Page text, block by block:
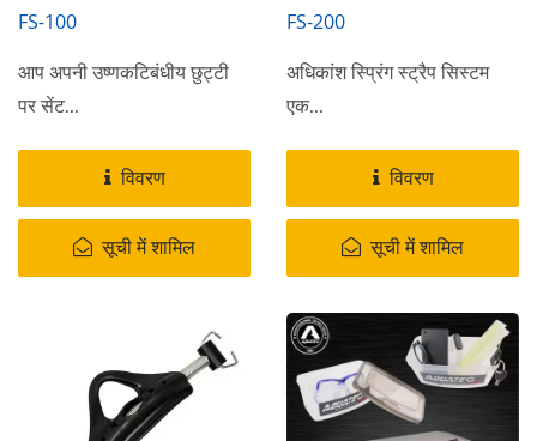
FS-100
आप अपनी उष्णकटिबंधीय छुट्टी
पर सेंट...
विवरण
सूची में शामिल
FS-200
अधिकांश स्प्रिंग स्ट्रैप सिस्टम
एक...
विवरण
सूची में शामिल